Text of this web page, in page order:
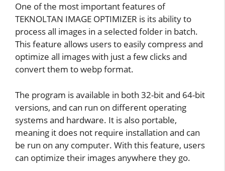
One of the most important features of
TEKNOLTAN IMAGE OPTIMIZER is its ability to
process all images in a selected folder in batch.
This feature allows users to easily compress and
optimize all images with just a few clicks and
convert them to webp format.
The program is available in both 32-bit and 64-bit
versions, and can run on different operating
systems and hardware. It is also portable,
meaning it does not require installation and can
be run on any computer. With this feature, users
can optimize their images anywhere they go.